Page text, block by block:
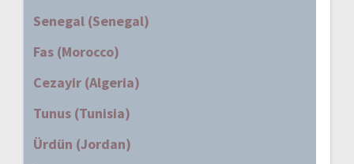
Senegal (Senegal)
Fas (Morocco)
Cezayir (Algeria)
Tunus (Tunisia)
Ürdün (Jordan)